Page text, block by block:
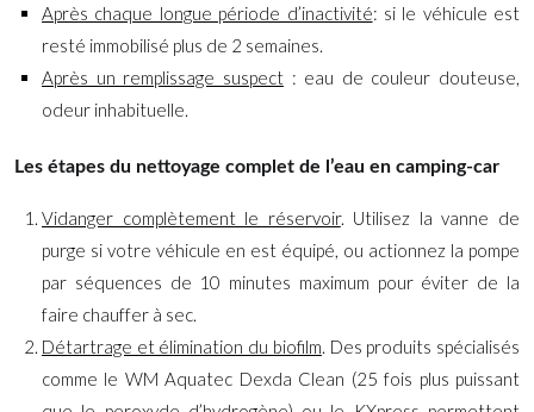
Après chaque longue période d’inactivité: si le véhicule est
resté immobilisé plus de 2 semaines.
Après un remplissage suspect: eau de couleur douteuse,
odeur inhabituelle.
Les étapes du nettoyage complet de l’eau en camping-car
Vidanger complètement le réservoir. Utilisez la vanne de
purge si votre véhicule en est équipé, ou actionnez la pompe
par séquences de 10 minutes maximum pour éviter de la
faire chauffer à sec.
Détartrage et élimination du biofilm. Des produits spécialisés
comme le WM Aquatec Dexda Clean (25 fois plus puissant